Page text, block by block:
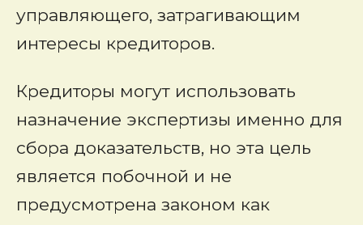
управляющего, затрагивающим
интересы кредиторов.
Кредиторы могут использовать
назначение экспертизы именно для
сбора доказательств, но эта цель
является побочной и не
предусмотрена законом как